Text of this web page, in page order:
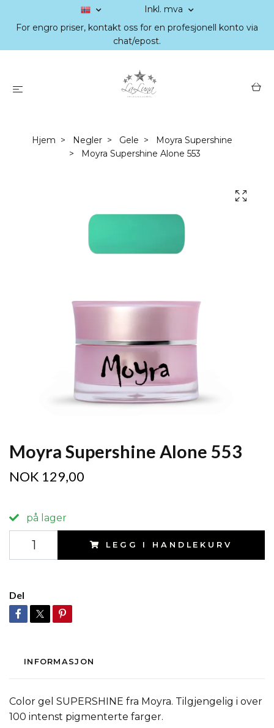
Inkl. mva
For engro priser, kontakt oss for en profesjonell konto via
chat/epost.
Hjem Negler Gele
Moyra Supershine
Moyra Supershine Alone 553
Moyra Supershine Alone 553
NOK 129,00
på lager
LEGG I HANDLEKURV
Del
INFORMASJON
Color gel SUPERSHINE fra Moyra. Tilgjengelig i over
100 intenst pigmenterte farger.